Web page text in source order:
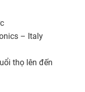
– Italy
thọ lên đến